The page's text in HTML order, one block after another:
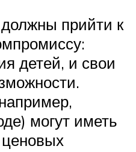
прийти к
детей, и свои
могут иметь